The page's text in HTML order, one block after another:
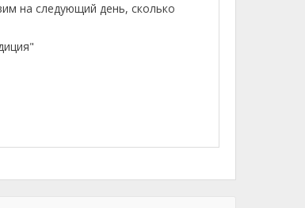
на следующий день, сколько